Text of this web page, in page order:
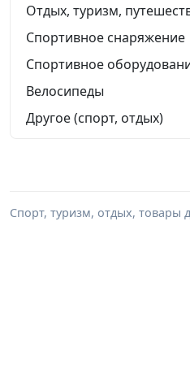
Отдых, туризм,
Спортивное снаряжение
Спортивное
Велосипеды
Другое (спорт, отдых)
Спорт, туризм, отдых, товары